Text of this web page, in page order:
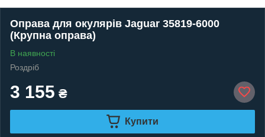
Оправа для окулярів Jaguar 35819-6000
(Крупна оправа)
В наявності
Роздріб
3 155 ₴
Купити